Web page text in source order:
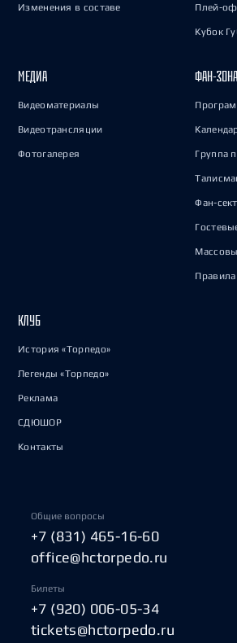
Изменения в составе Плей-
Кубок
МЕДИА
Видеоматериалы
Видеотрансляции
Фотогалерея
ФАН-ЗОНА
Группа
Фан-
КЛУБ
История «Торпедо»
Легенды «Торпедо»
Реклама
СДЮШОР
Контакты
Общие вопросы
+7 (831) 465-16-60
office@hctorpedo.ru
Билеты
+7 (920) 006-05-34
tickets@hctorpedo.ru